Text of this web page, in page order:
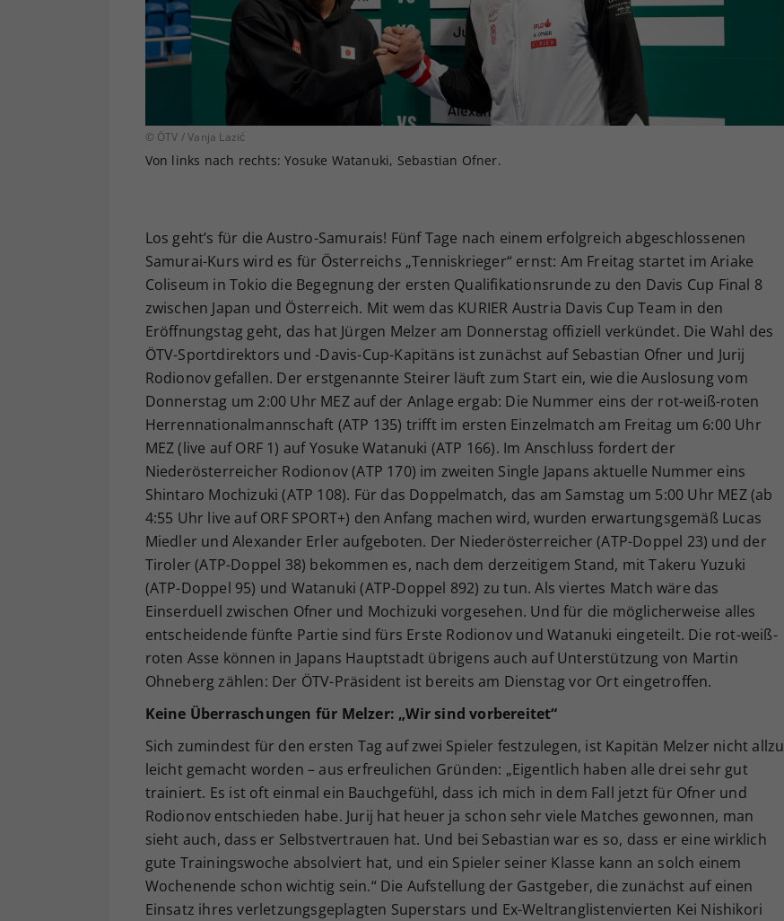
© ÖTV / Vanja Lazić
Von links nach rechts: Yosuke Watanuki, Sebastian Ofner.
Los geht’s für die Austro-Samurais! Fünf Tage nach einem erfolgreich abgeschlossenen
Samurai-Kurs wird es für Österreichs „Tenniskrieger“ ernst: Am Freitag startet im Ariake
Coliseum in Tokio die Begegnung der ersten Qualifikationsrunde zu den Davis Cup Final 8
zwischen Japan und Österreich. Mit wem das KURIER Austria Davis Cup Team in den
Eröffnungstag geht, das hat Jürgen Melzer am Donnerstag offiziell verkündet. Die Wahl des
ÖTV-Sportdirektors und -Davis-Cup-Kapitäns ist zunächst auf Sebastian Ofner und Jurij
Rodionov gefallen. Der erstgenannte Steirer läuft zum Start ein, wie die Auslosung vom
Donnerstag um 2:00 Uhr MEZ auf der Anlage ergab: Die Nummer eins der rot-weiß-roten
Herrennationalmannschaft (ATP 135) trifft im ersten Einzelmatch am Freitag um 6:00 Uhr
MEZ (live auf ORF 1) auf Yosuke Watanuki (ATP 166). Im Anschluss fordert der
Niederösterreicher Rodionov (ATP 170) im zweiten Single Japans aktuelle Nummer eins
Shintaro Mochizuki (ATP 108). Für das Doppelmatch, das am Samstag um 5:00 Uhr MEZ (ab
4:55 Uhr live auf ORF SPORT+) den Anfang machen wird, wurden erwartungsgemäß Lucas
Miedler und Alexander Erler aufgeboten. Der Niederösterreicher (ATP-Doppel 23) und der
Tiroler (ATP-Doppel 38) bekommen es, nach dem derzeitigem Stand, mit Takeru Yuzuki
(ATP-Doppel 95) und Watanuki (ATP-Doppel 892) zu tun. Als viertes Match wäre das
Einserduell zwischen Ofner und Mochizuki vorgesehen. Und für die möglicherweise alles
entscheidende fünfte Partie sind fürs Erste Rodionov und Watanuki eingeteilt. Die rot-weiß-
roten Asse können in Japans Hauptstadt übrigens auch auf Unterstützung von Martin
Ohneberg zählen: Der ÖTV-Präsident ist bereits am Dienstag vor Ort eingetroffen.
Keine Überraschungen für Melzer: „Wir sind vorbereitet“
Sich zumindest für den ersten Tag auf zwei Spieler festzulegen, ist Kapitän Melzer nicht allzu
leicht gemacht worden – aus erfreulichen Gründen: „Eigentlich haben alle drei sehr gut
trainiert. Es ist oft einmal ein Bauchgefühl, dass ich mich in dem Fall jetzt für Ofner und
Rodionov entschieden habe. Jurij hat heuer ja schon sehr viele Matches gewonnen, man
sieht auch, dass er Selbstvertrauen hat. Und bei Sebastian war es so, dass er eine wirklich
gute Trainingswoche absolviert hat, und ein Spieler seiner Klasse kann an solch einem
Wochenende schon wichtig sein.“ Die Aufstellung der Gastgeber, die zunächst auf einen
Einsatz ihres verletzungsgeplagten Superstars und Ex-Weltranglistenvierten Kei Nishikori
Ihrer vorgenommen Einstellungen, falls der
Webseiten-Betreiber dies eingestellt hat.